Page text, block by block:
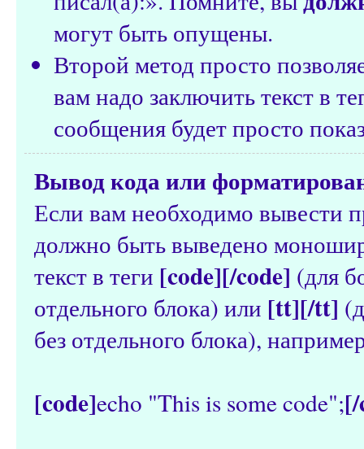
могут быть опущены.
Второй метод просто
вам надо заключить текст в
сообщения будет просто
Вывод кода или
Если вам необходимо вывести
должно быть выведено
текст в теги [code][/code] (для
отдельного блока) или [tt][/tt]
без отдельного блока),
[code]echo "This is some code";